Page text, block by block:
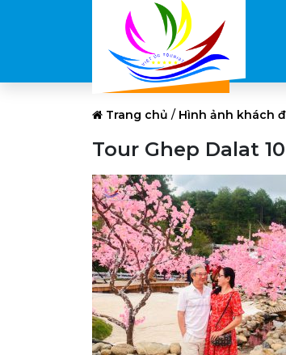
Trang chủ / Hình ảnh khách
Tour Ghep Dalat